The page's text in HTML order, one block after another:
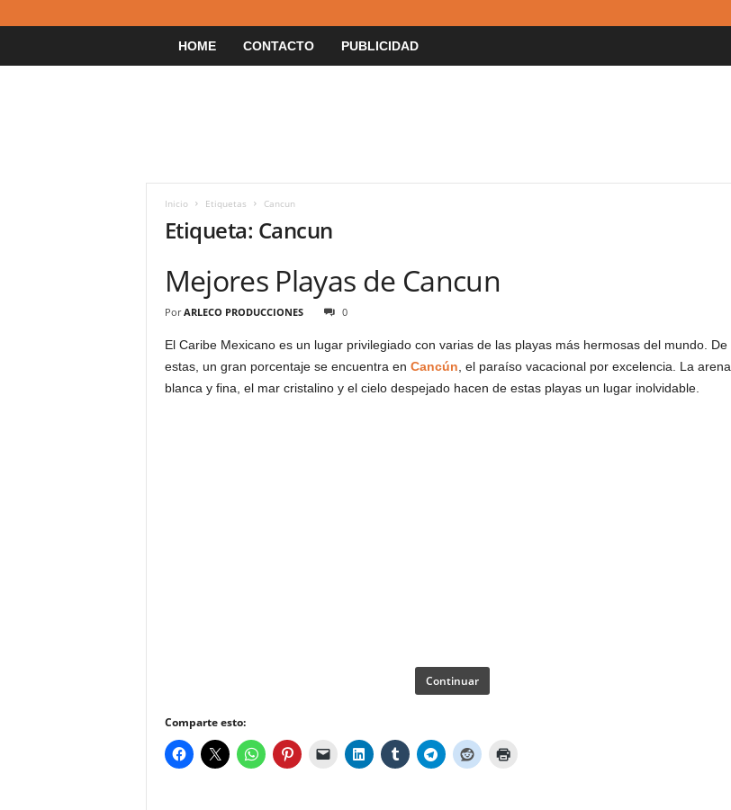
HOME CONTACTO PUBLICIDAD
Inicio Etiquetas Cancun
Etiqueta: Cancun
Mejores Playas de Cancun
Por ARLECO PRODUCCIONES 0
El Caribe Mexicano es un lugar privilegiado con varias de las playas más hermosas del mundo. De
estas, un gran porcentaje se encuentra en Cancún , el paraíso vacacional por excelencia. La arena
blanca y fina, el mar cristalino y el cielo despejado hacen de estas playas un lugar inolvidable.
Continuar
Comparte esto: